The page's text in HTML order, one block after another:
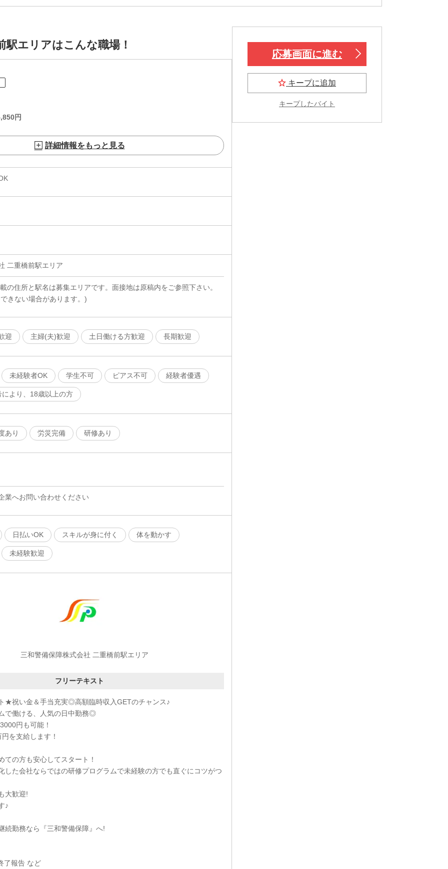
駅エリアはこんな職場！
円
詳細情報をもっと見る
二重橋前駅エリア
の住所と駅名は募集エリアです。面接地は原稿内をご参照下さい。
きない場合があります。)
迎 主婦(夫)歓迎 土日働ける方歓迎 長期歓迎
未経験者OK 学生不可 ピアス不可 経験者優遇
より、18歳以上の方
あり 労災完備 研修あり
業へお問い合わせください
日払いOK スキルが身に付く 体を動かす
未経験歓迎
三和警備保障株式会社 二重橋前駅エリア
フリーテキスト
★祝い金＆手当充実◎高額臨時収入GETのチャンス♪
で働ける、人気の日中勤務◎
円も可能！
を支給します！
ての方も安心してスタート！
した会社ならではの研修プログラムで未経験の方でも直ぐにコツがつ
大歓迎!
♪
続勤務なら『三和警備保障』へ!
了報告 など
応募画面に進む
キープに追加
キープしたバイト